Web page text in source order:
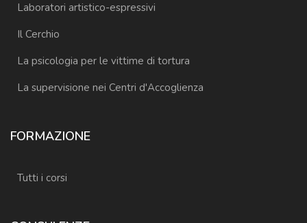
Laboratori artistico-espressivi
Il Cerchio
La psicologia per le vittime di tortura
La supervisione nei Centri d'Accoglienza
FORMAZIONE
Tutti i corsi